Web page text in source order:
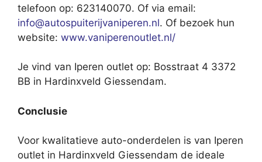
telefoon op: 623140070. Of via email:
info@autospuiterijvaniperen.nl. Of bezoek hun
website: www.vaniperenoutlet.nl/
Je vind van Iperen outlet op: Bosstraat 4 3372
BB in Hardinxveld Giessendam.
Conclusie
Voor kwalitatieve auto-onderdelen is van Iperen
outlet in Hardinxveld Giessendam de ideale